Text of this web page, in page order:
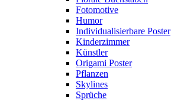
Fotomotive
Humor
Individualisierbare Poster
Kinderzimmer
Künstler
Origami Poster
Pflanzen
Skylines
Sprüche